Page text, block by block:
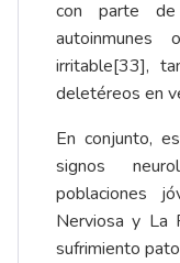
con parte de
irritable[33],
deletéreos en
En conjunto,
signos
poblaciones
Nerviosa y La
sufrimiento